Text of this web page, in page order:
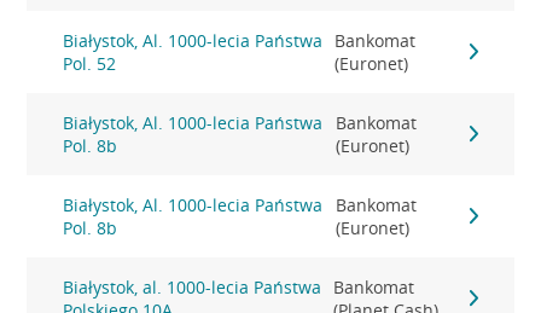
Białystok, Al. 1000-lecia Państwa
Pol. 52
Bankomat
(Euronet)
Białystok, Al. 1000-lecia Państwa
Pol. 8b
Bankomat
(Euronet)
Białystok, Al. 1000-lecia Państwa
Pol. 8b
Bankomat
(Euronet)
Białystok, al. 1000-lecia Państwa
Bankomat